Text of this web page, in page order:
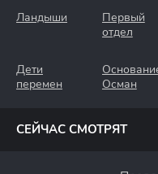
Ландыши
Первый
отдел
Дети
перемен
Осман
СЕЙЧАС СМОТРЯТ